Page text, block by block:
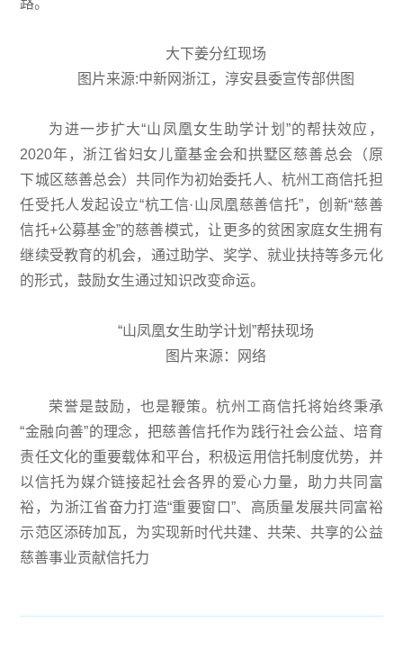
路。
大下姜分红现场
图片来源:中新网浙江，淳安县委宣传部供图
为进一步扩大“山凤凰女生助学计划”的帮扶效应，
2020年，浙江省妇女儿童基金会和拱墅区慈善总会（原
下城区慈善总会）共同作为初始委托人、杭州工商信托担
任受托人发起设立“杭工信·山凤凰慈善信托”，创新“慈善
信托+公募基金”的慈善模式，让更多的贫困家庭女生拥有
继续受教育的机会，通过助学、奖学、就业扶持等多元化
的形式，鼓励女生通过知识改变命运。
“山凤凰女生助学计划”帮扶现场
图片来源：网络
荣誉是鼓励，也是鞭策。杭州工商信托将始终秉承
“金融向善”的理念，把慈善信托作为践行社会公益、培育
责任文化的重要载体和平台，积极运用信托制度优势，并
以信托为媒介链接起社会各界的爱心力量，助力共同富
裕，为浙江省奋力打造“重要窗口”、高质量发展共同富裕
示范区添砖加瓦，为实现新时代共建、共荣、共享的公益
慈善事业贡献信托力